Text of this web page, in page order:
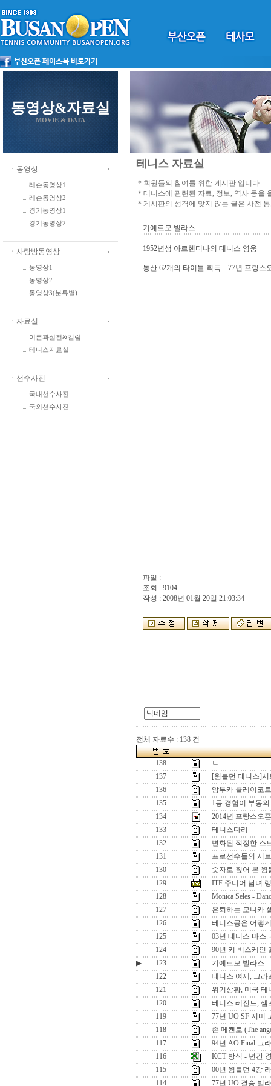
동영상&자료실
MOVIE & DATA
ㆍ동영상
레슨동영상1
레슨동영상2
경기동영상1
경기동영상2
ㆍ사랑방동영상
동영상1
동영상2
동영상3(분류별)
ㆍ자료실
이론과실전&칼럼
테니스자료실
ㆍ선수사진
국내선수사진
국외선수사진
테니스 자료실
＊회원들의 참여를 위한 게시판 입니다
＊테니스에 관련된 자료, 정보, 역사 등을
＊게시판의 성격에 맞지 않는 글은 사전
기예르모 빌라스
1952년생 아르헨티나의 테니스 영웅
통산 62개의 타이틀 획득....77년 프랑
파일 :
조회 : 9104
작성 : 2008년 01월 20일 21:03:34
전체 자료수 : 138 건
138
ㄴ
137
[윔블던 테니스]
136
앙투카 클레이코
135
1등 경험이 부동
134
2014년 프랑스오
133
테니스다리
132
변화된 적정한 스
131
프로선수들의 서
130
숫자로 짚어 본 윔
129
ITF 주니어 남녀
128
Monica Seles -
127
은퇴하는 모니카
126
테니스공은 어떻
125
03년 테니스 마스
124
90년 키 비스케인
▶
123
기예르모 빌라스
122
테니스 여제, 그라
121
위기상황, 미국 테
120
테니스 레전드, 샘
119
77년 UO SF 지미
118
존 메켄로 (The
117
94년 AO Final 그
116
KCT 방식 - 년간
115
00년 윔블던 4강
114
77년 UO 결승 빌